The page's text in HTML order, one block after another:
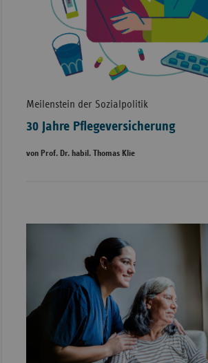
Meilenstein der Sozialpolitik
30 Jahre Pflegeversicherung
von Prof. Dr. habil. Thomas Klie